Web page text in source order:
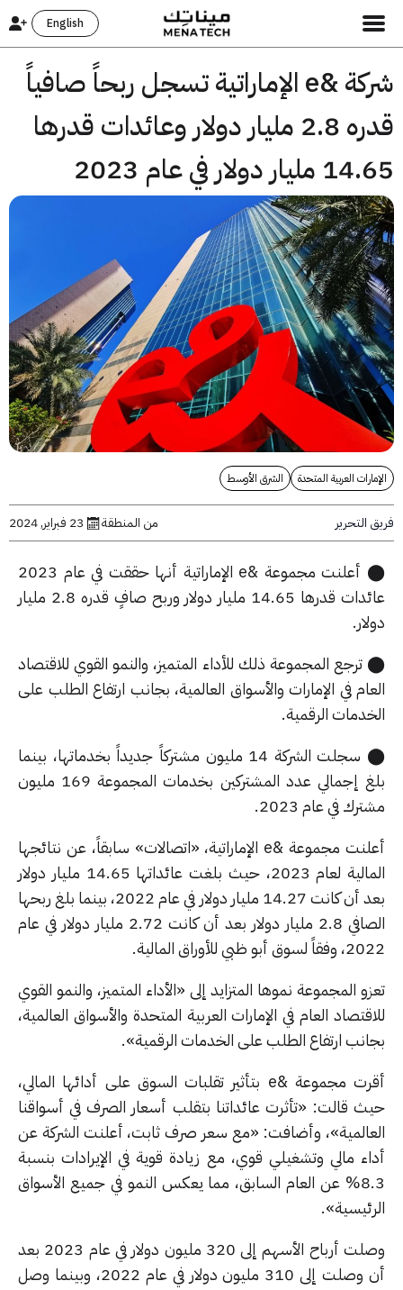
English
شركة &e الإماراتية تسجل ربحاً صافياً
قدره 2.8 مليار دولار وعائدات قدرها
في عام 2023
العربية المتحدة الشرق الأوسط
من المنطقة 23 فبراير, 2024
⬤ أعلنت مجموعة &e الإماراتية أنها حققت في عام 2023
عائدات قدرها 14.65 مليار دولار وربح صافٍ قدره 2.8 مليار
المجموعة ذلك للأداء المتميز، والنمو القوي للاقتصاد
في الإمارات والأسواق العالمية، بجانب ارتفاع الطلب على
الرقمية.
⬤ سجلت الشركة 14 مليون مشتركاً جديداً بخدماتها، بينما
بلغ إجمالي عدد المشتركين بخدمات المجموعة 169 مليون
في عام 2023.
أعلنت مجموعة &e الإماراتية، «اتصالات» سابقاً، عن نتائجها
المالية لعام 2023، حيث بلغت عائداتها 14.65 مليار دولار
بعد أن كانت 14.27 مليار دولار في عام 2022، بينما بلغ ربحها
الصافي 2.8 مليار دولار بعد أن كانت 2.72 مليار دولار في عام
ظبي للأوراق المالية.
المجموعة نموها المتزايد إلى «الأداء المتميز، والنمو القوي
العام في الإمارات العربية المتحدة والأسواق العالمية،
ارتفاع الطلب على الخدمات الرقمية».
أقرت مجموعة &e بتأثير تقلبات السوق على أدائها المالي،
قالت: «تأثرت عائداتنا بتقلب أسعار الصرف في أسواقنا
وأضافت: «مع سعر صرف ثابت، أعلنت الشركة عن
مالي وتشغيلي قوي، مع زيادة قوية في الإيرادات بنسبة
8.3% عن العام السابق، مما يعكس النمو في جميع الأسواق
وصلت أرباح الأسهم إلى 320 مليون دولار في عام 2023 بعد
أن وصلت إلى 310 مليون دولار في عام 2022، وبينما وصل